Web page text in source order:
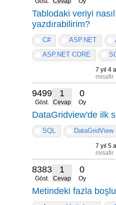
Tablodaki veriyi
yazdırabilirim?
C# ASP.NET
ASP.NET CORE
7 yıl 4
misafir
9499
Göst.
1
Cevap
0
Oy
DataGridview'de ilk
SQL DataGridView
7 yıl 5
misafir
8383
Göst.
1
Cevap
0
Oy
Metindeki fazla